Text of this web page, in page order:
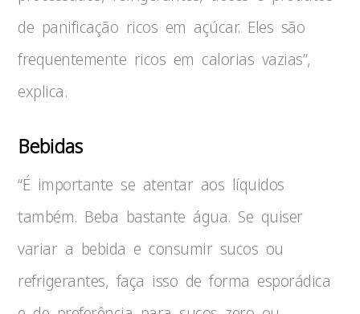
de panificação ricos em açúcar. Eles são
frequentemente ricos em calorias vazias”,
explica.
Bebidas
“É importante se atentar aos líquidos
também. Beba bastante água. Se quiser
variar a bebida e consumir sucos ou
refrigerantes, faça isso de forma esporádica